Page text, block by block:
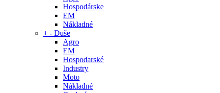
Hospodárske
EM
Nákladné
+ - Duše
Agro
EM
Hospodarské
Industry
Moto
Nákladné